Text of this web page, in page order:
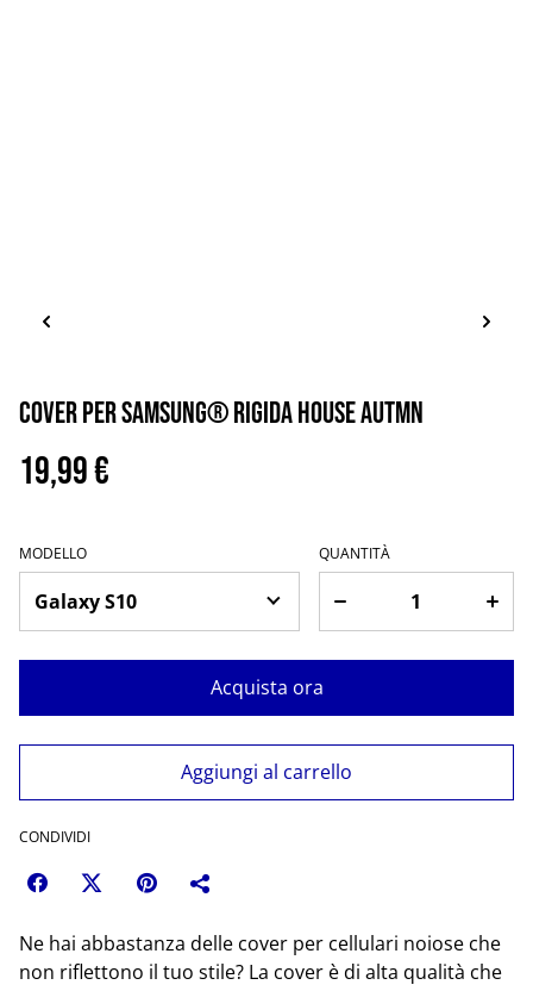
Cover per Samsung® rigida house autmn
19,99 €
MODELLO QUANTITÀ
Acquista ora
Aggiungi al carrello
CONDIVIDI
Ne hai abbastanza delle cover per cellulari noiose che
non riflettono il tuo stile? La cover è di alta qualità che